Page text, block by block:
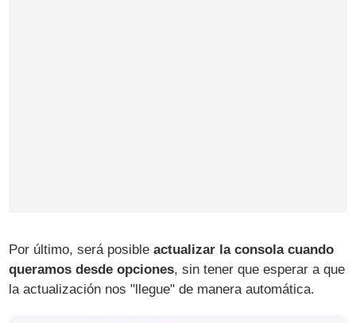
Por último, será posibleactualizar la consola cuando
queramos desde opciones, sin tener que esperar a que
la actualización nos "llegue" de manera automática.